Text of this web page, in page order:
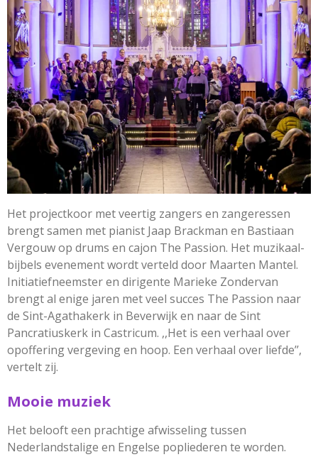
Het projectkoor met veertig zangers en zangeressen
brengt samen met pianist Jaap Brackman en Bastiaan
Vergouw op drums en cajon The Passion. Het muzikaal-
bijbels evenement wordt verteld door Maarten Mantel.
Initiatiefneemster en dirigente Marieke Zondervan
brengt al enige jaren met veel succes The Passion naar
de Sint-Agathakerk in Beverwijk en naar de Sint
Pancratiuskerk in Castricum. ,,Het is een verhaal over
opoffering vergeving en hoop. Een verhaal over liefde’’,
vertelt zij.
Mooie muziek
Het belooft een prachtige afwisseling tussen
Nederlandstalige en Engelse popliederen te worden.